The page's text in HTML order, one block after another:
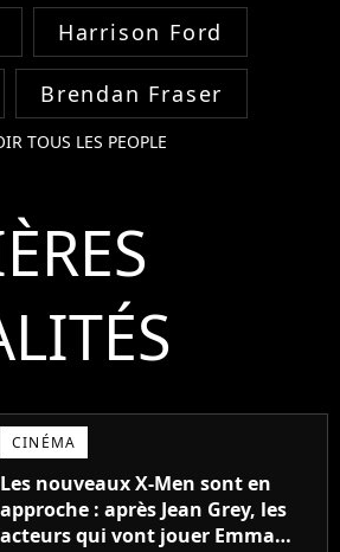
Harrison Ford
Brendan Fraser
TOUS LES PEOPLE
CINÉMA
Les nouveaux X-Men sont en
approche : après Jean Grey, les
acteurs qui vont jouer Emma